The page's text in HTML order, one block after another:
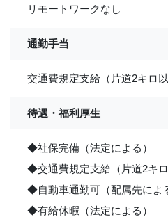
リモートワークなし
通勤手当
交通費規定支給（片道2キロ
待遇・福利厚生
◆社保完備（法定による）
◆交通費規定支給（片道2キロ
◆自動車通勤可（配属先によ
◆有給休暇（法定による）